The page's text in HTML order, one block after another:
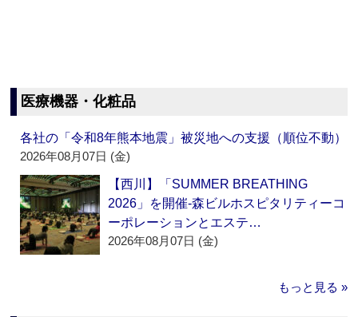
医療機器・化粧品
各社の「令和8年熊本地震」被災地への支援（順位不動）
2026年08月07日 (金)
【西川】「SUMMER BREATHING
2026」を開催‐森ビルホスピタリティーコ
ーポレーションとエステ…
2026年08月07日 (金)
もっと見る »